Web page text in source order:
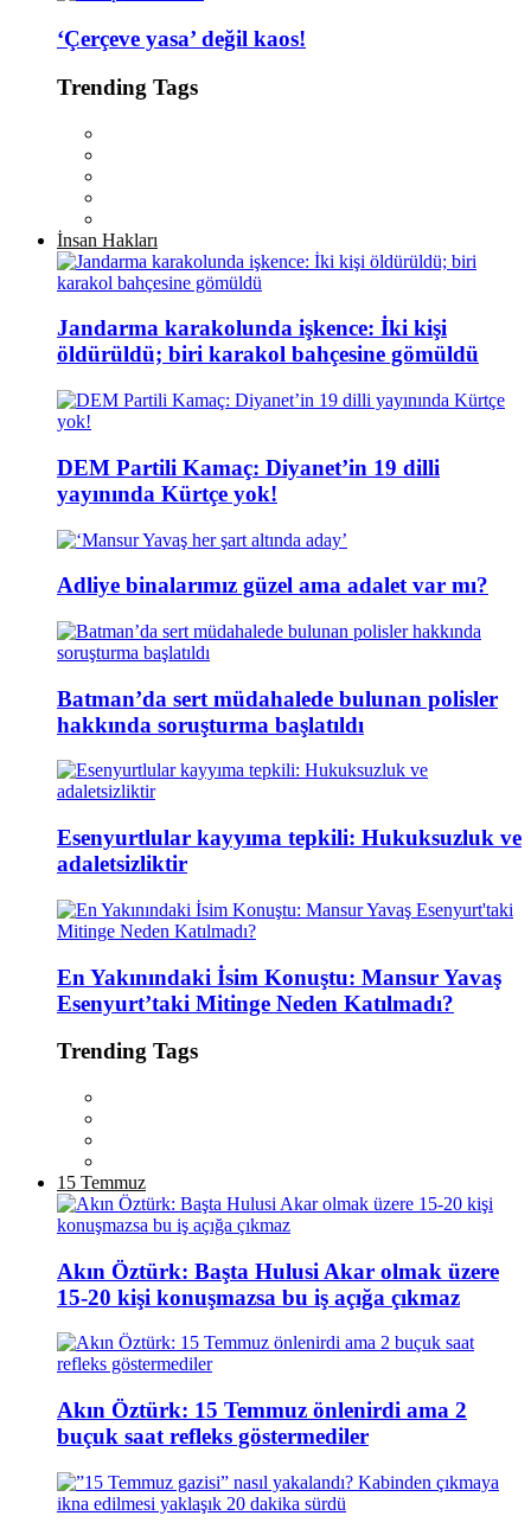
‘Çerçeve yasa’ değil kaos!
Trending Tags
İnsan Hakları
Jandarma karakolunda işkence: İki kişi
öldürüldü; biri karakol bahçesine gömüldü
DEM Partili Kamaç: Diyanet’in 19 dilli
yayınında Kürtçe yok!
Adliye binalarımız güzel ama adalet var mı?
Batman’da sert müdahalede bulunan polisler
hakkında soruşturma başlatıldı
Esenyurtlular kayyıma tepkili: Hukuksuzluk ve
adaletsizliktir
En Yakınındaki İsim Konuştu: Mansur Yavaş
Esenyurt’taki Mitinge Neden Katılmadı?
Trending Tags
15 Temmuz
Akın Öztürk: Başta Hulusi Akar olmak üzere
15-20 kişi konuşmazsa bu iş açığa çıkmaz
Akın Öztürk: 15 Temmuz önlenirdi ama 2
buçuk saat refleks göstermediler